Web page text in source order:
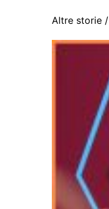
Altre storie /